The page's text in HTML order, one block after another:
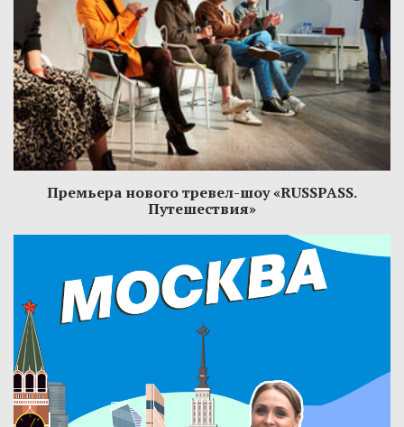
Премьера нового тревел-шоу «RUSSPASS.
Путешествия»